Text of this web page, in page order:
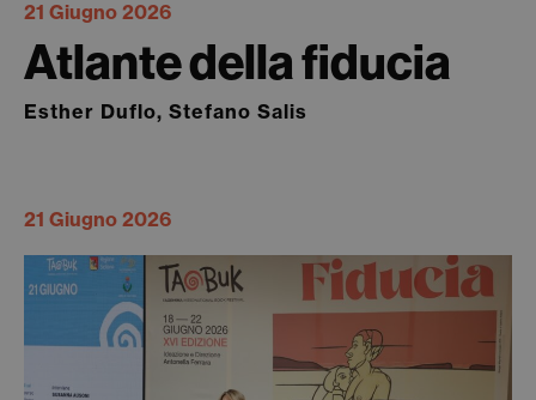
21 Giugno 2026
Atlante della fiducia
Esther Duflo, Stefano Salis
21 Giugno 2026